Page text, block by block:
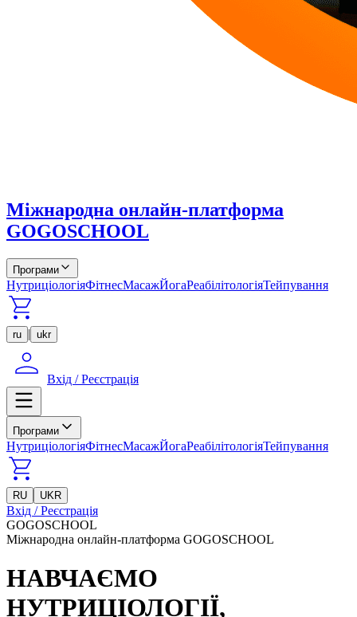
Міжнародна онлайн-платформа
GOGOSCHOOL
Програми
НутриціологіяФітнесМасажЙогаРеабілітологіяТейпування
ru | ukr
Вхід / Реєстрація
Програми
НутриціологіяФітнесМасажЙогаРеабілітологіяТейпування
RU UKR
Вхід / Реєстрація
GOGOSCHOOL
Міжнародна онлайн-платформа GOGOSCHOOL
НАВЧАЄМО
НУТРИЦІОЛОГІЇ,